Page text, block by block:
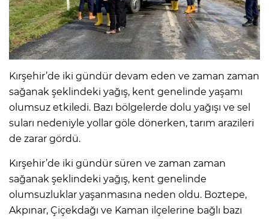
Kırşehir’de iki gündür devam eden ve zaman zaman
sağanak şeklindeki yağış, kent genelinde yaşamı
olumsuz etkiledi. Bazı bölgelerde dolu yağışı ve sel
suları nedeniyle yollar göle dönerken, tarım arazileri
de zarar gördü.
Kırşehir’de iki gündür süren ve zaman zaman
sağanak şeklindeki yağış, kent genelinde
olumsuzluklar yaşanmasına neden oldu. Boztepe,
Akpınar, Çiçekdağı ve Kaman ilçelerine bağlı bazı